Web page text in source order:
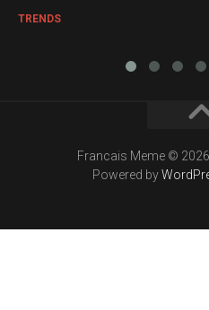
TRENDS
Francais Meme ©
Powered by